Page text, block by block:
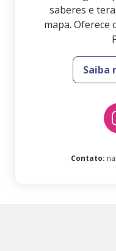
saberes e
mapa. Oferece
Saiba
Contato: